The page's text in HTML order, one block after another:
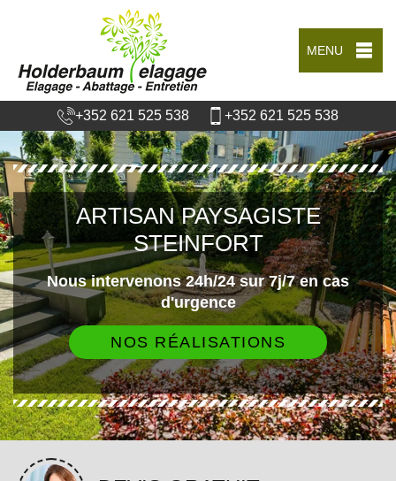
MENU
+352 621 525 538 +352 621 525 538
ARTISAN PAYSAGISTE
STEINFORT
Nous intervenons 24h/24 sur 7j/7 en cas
d'urgence
NOS RÉALISATIONS